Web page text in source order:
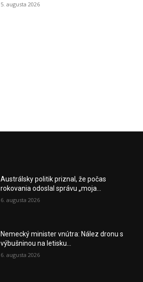
5. augusta 2026
Austrálsky politik priznal, že počas
rokovania odoslal správu „moja...
6. augusta 2026
Nemecký minister vnútra: Nález dronu s
výbušninou na letisku...
6. augusta 2026